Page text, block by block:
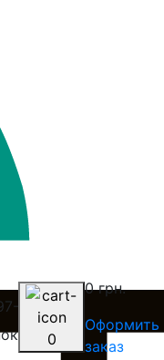
20-30
0
0 грн.
Оформить
заказ